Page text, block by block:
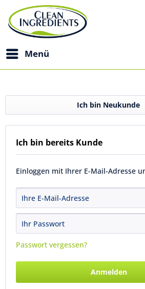
Menü
Ich bin Neukunde
Ich bin bereits Kunde
Einloggen mit Ihrer E-Mail-Adresse
Passwort vergessen?
Anmelden